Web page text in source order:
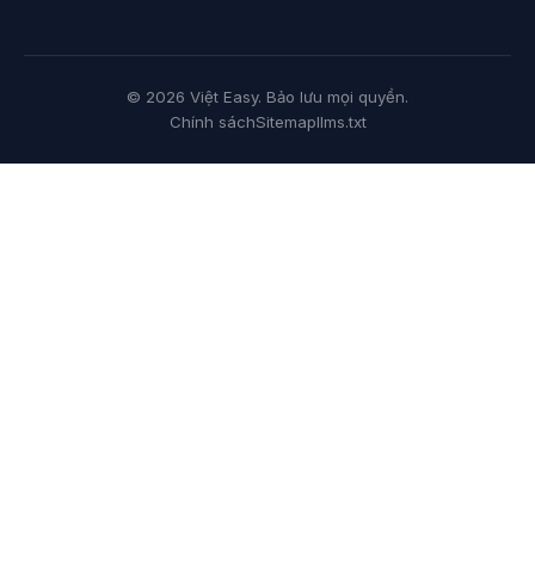
© 2026 Việt Easy. Bảo lưu mọi quyền.
Chính sáchSitemapllms.txt